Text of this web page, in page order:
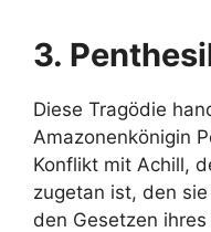
3.
Diese Tragödie
Amazonenkönigin
Konflikt mit Achill,
zugetan ist, den
den Gesetzen